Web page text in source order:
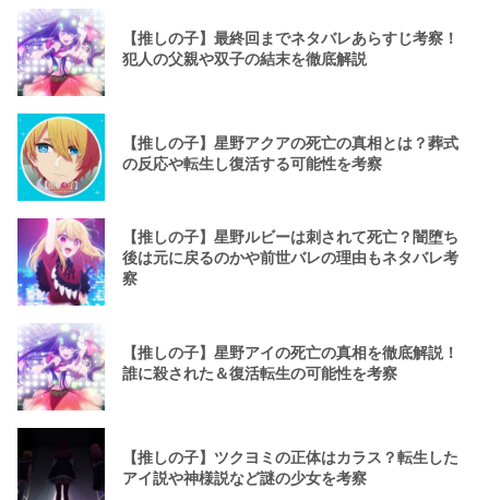
【推しの子】最終回までネタバレあらすじ考察！
犯人の父親や双子の結末を徹底解説
【推しの子】星野アクアの死亡の真相とは？葬式
の反応や転生し復活する可能性を考察
【推しの子】星野ルビーは刺されて死亡？闇堕ち
後は元に戻るのかや前世バレの理由もネタバレ考
察
【推しの子】星野アイの死亡の真相を徹底解説！
誰に殺された＆復活転生の可能性を考察
【推しの子】ツクヨミの正体はカラス？転生した
アイ説や神様説など謎の少女を考察